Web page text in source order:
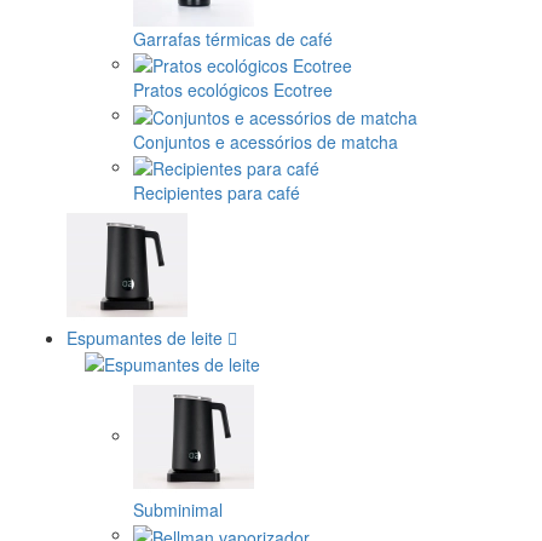
Garrafas térmicas de café
Pratos ecológicos Ecotree
Conjuntos e acessórios de matcha
Recipientes para café
Espumantes de leite
Subminimal